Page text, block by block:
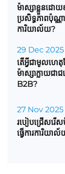
ម៉ាស្សាខ្លួនដោ
ប្រសិទ្ធភាពប៉ុណ្
ការិយាល័យ?
29 Dec 2025
តើអ្វីជាមូលហេតុ
ម៉ាស្សាក្លាយជ
B2B?
27 Nov 2025
របៀបជ្រើសរើ
ធ្វើការការិយា